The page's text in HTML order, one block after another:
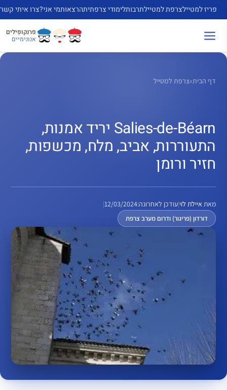
לדלג
לתוכן
פריז למטיילצרפת למטיילתרבותלימודי צרפתיתהרצאותמי אני?צרו איתי קשר
פרנקופילים
אנונימיים
דף הבית»צרפת למטייל
Salies-de-Béarn יריד אמנות,
התעוררות, אביב, מלח, מכשפות,
חזיר ורומן
מאת איילת לוי|עודכן לאחרונה:12/03/2024
|
דורדון (פריגור) ודרום מערב צרפת